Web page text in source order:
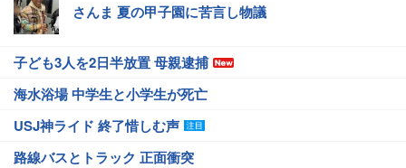
さんま 夏の甲子園に苦言し物議
子ども3人を2日半放置 母親逮捕
海水浴場 中学生と小学生が死亡
USJ神ライド 終了惜しむ声
路線バスとトラック 正面衝突